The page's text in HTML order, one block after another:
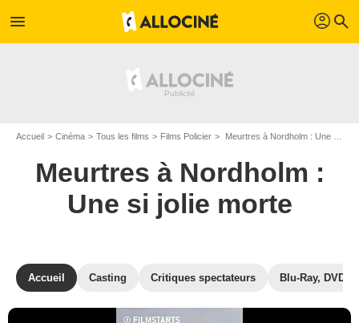
menu profil search
Accueil Cinéma Tous les films Films Policier Meurtres à Nordholm : Une si jolie morte de Thomas Berger
Meurtres à Nordholm :
Une si jolie morte
Accueil Casting Critiques spectateurs Blu-Ray, DVD